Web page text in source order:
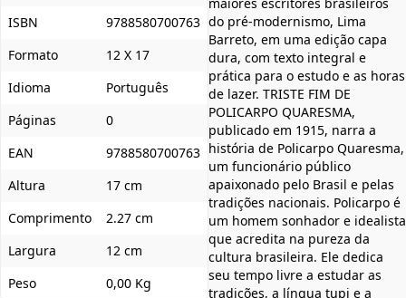
ISBN
9788580700763
Formato
12 X 17
Idioma
Português
Páginas
0
EAN
9788580700763
Altura
17 cm
Comprimento
2.27 cm
Largura
12 cm
Peso
0,00 Kg
maiores escritores brasileiros
do pré-modernismo, Lima
Barreto, em uma edição capa
dura, com texto integral e
prática para o estudo e as horas
de lazer. TRISTE FIM DE
POLICARPO QUARESMA,
publicado em 1915, narra a
história de Policarpo Quaresma,
um funcionário público
apaixonado pelo Brasil e pelas
tradições nacionais. Policarpo é
um homem sonhador e idealista
que acredita na pureza da
cultura brasileira. Ele dedica
seu tempo livre a estudar as
tradições, a língua tupi e a